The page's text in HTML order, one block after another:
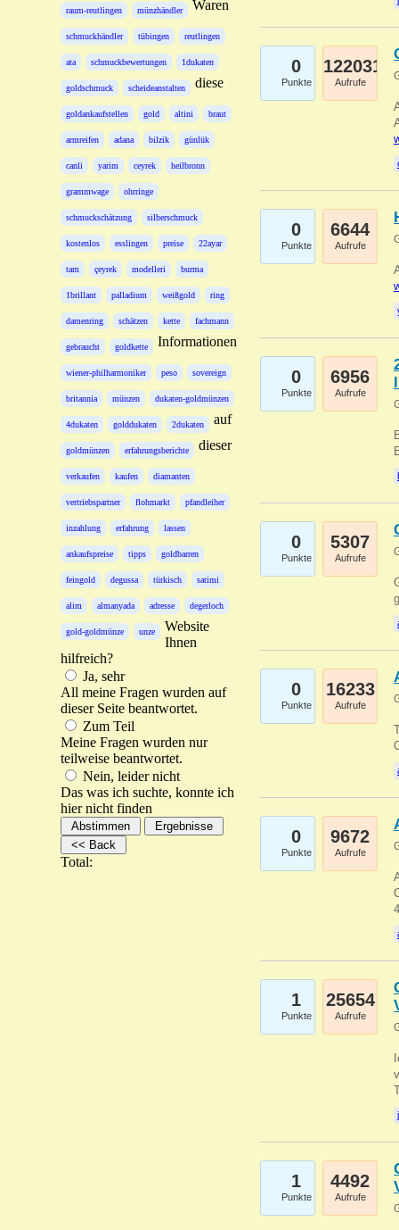
raum-reutlingen münzhändler
schmuckhändler tübingen reutlingen
ata schmuckbewertungen 1dukaten
goldschmuck scheideanstalten
goldankaufstellen gold altini braut
armreifen adana bilzik günlük
canli yarim ceyrek heilbronn
grammwage ohrringe
schmuckschätzung silberschmuck
kostenlos esslingen preise 22ayar
tam çeyrek modelleri burma
1brillant palladium weißgold ring
damenring schätzen kette fachmann
gebraucht goldkette
wiener-philharmoniker peso sovereign
britannia münzen dukaten-goldmünzen
4dukaten golddukaten 2dukaten
goldmünzen erfahrungsberichte
verkaufen kaufen diamanten
vertriebspartner flohmarkt pfandleiher
inzahlung erfahrung lassen
ankaufspreise tipps goldbarren
feingold degussa türkisch satimi
alim almanyada adresse degerloch
gold-goldmünze unze
Waren
diese
Informationen
auf
dieser
Website
Ihnen
hilfreich?
Ja, sehr
All meine Fragen wurden auf
dieser Seite beantwortet.
Zum Teil
Meine Fragen wurden nur
teilweise beantwortet.
Nein, leider nicht
Das was ich suchte, konnte ich
hier nicht finden
Total:
0
Punkte
122031
Aufrufe
0
Punkte
6644
Aufrufe
0
Punkte
6956
Aufrufe
0
Punkte
5307
Aufrufe
0
Punkte
16233
Aufrufe
0
Punkte
9672
Aufrufe
1
Punkte
25654
Aufrufe
1
Punkte
4492
Aufrufe